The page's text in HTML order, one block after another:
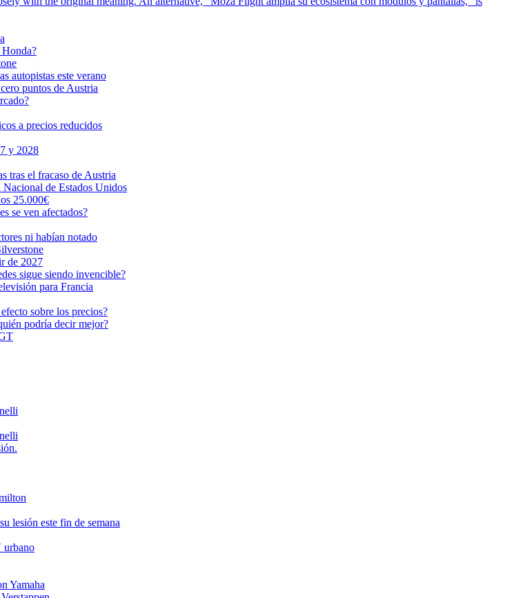
autopistas este verano
puntos de Austria
a precios reducidos
y 2028
tras el fracaso de Austria
Nacional de Estados Unidos
25.000€
se ven afectados?
ni habían notado
de 2027
sigue siendo invencible?
para Francia
sobre los precios?
podría decir mejor?
lesión este fin de semana
urbano
Yamaha